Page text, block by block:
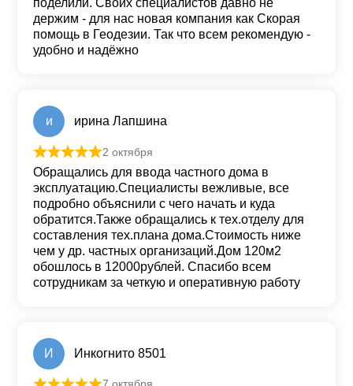
поделили. Своих специалистов давно не
держим - для нас новая компания как Скорая
помощь в Геодезии. Так что всем рекомендую -
удобно и надёжно
и ирина Лапшина
Оценка 5из 5
2 октября
Обращались для ввода частного дома в
эксплуатацию.Специалисты вежливые, все
подробно объяснили с чего начать и куда
обратится.Также обращались к тех.отделу для
составления тех.плана дома.Стоимость ниже
чем у др. частных организаций.Дом 120м2
обошлось в 12000рублей. Спасибо всем
сотрудникам за четкую и оперативную работу
И Инкогнито 8501